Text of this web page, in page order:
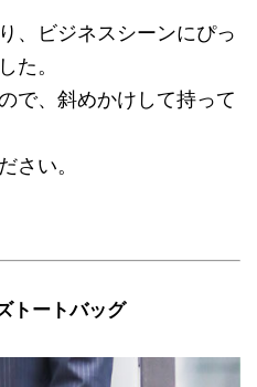
、ビジネスシーンにぴっ
た。
で、斜めかけして持って
さい。
ートバッグ